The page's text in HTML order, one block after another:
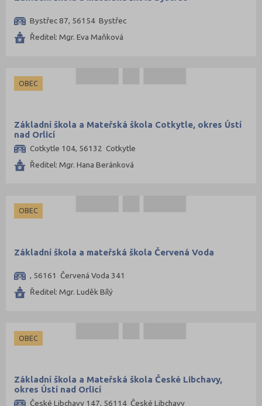
Bystřec 87, 56154 Bystřec
Ředitel: Mgr. Eva Maňková
OBEC
Základní škola a Mateřská škola Cotkytle, okres Ústí
nad Orlicí
Cotkytle 104, 56132 Cotkytle
Ředitel: Mgr. Hana Beránková
OBEC
Základní škola a mateřská škola Červená Voda
, 56161 Červená Voda 341
Ředitel: Mgr. Luděk Bílý
OBEC
Základní škola a Mateřská škola České Libchavy,
okres Ústí nad Orlicí
České Libchavy 147, 56114 České Libchavy